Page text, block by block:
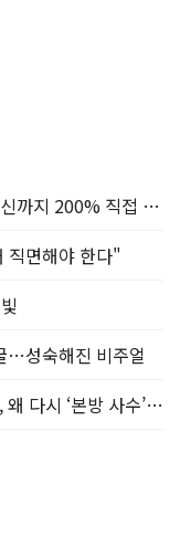
'액션 가이' 재탄생 이동욱, 상탈 탈출 신까지 200% 직접 소화
직면해야 한다"
…성숙해진 비주얼
[김민서의 AI가-중계] 골라 보던 OTT, 왜 다시 ‘본방 사수’를 부르나